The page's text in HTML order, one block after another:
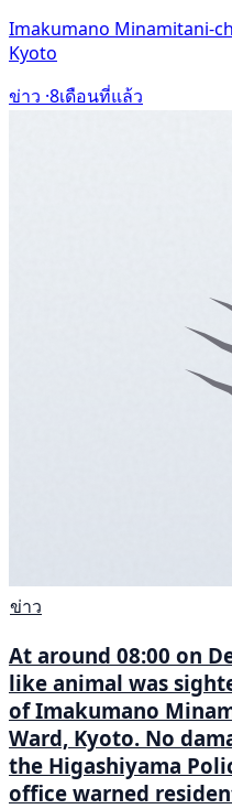
Imakumano Minamitani-
Kyoto
ข่าว ·8เดือนที่แล้ว
ข่าว
At around 08:00 on
like animal was
of Imakumano
Ward, Kyoto. No
the Higashiyama
office warned